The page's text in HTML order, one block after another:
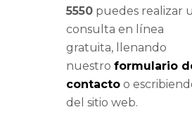
5550 puedes realizar
consulta en línea
gratuita, llenando
nuestro formulario
contacto o
del sitio web.